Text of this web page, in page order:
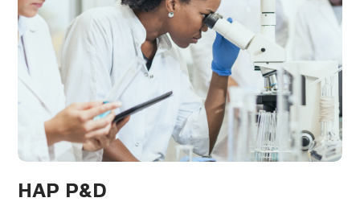
HAP P&D